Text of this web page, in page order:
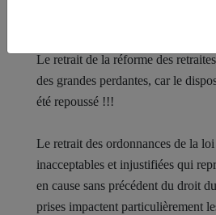
Le retrait de la réforme des
des grandes perdantes, car le
été repoussé !!!
Le retrait des ordonnances de la
inacceptables et injustifiées qui
en cause sans précédent du droit
prises impactent particulièrement